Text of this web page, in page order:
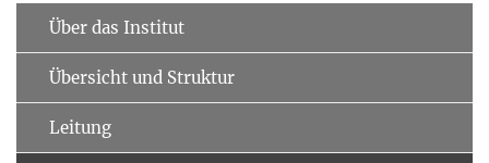
Über das Institut
Übersicht und Struktur
Leitung